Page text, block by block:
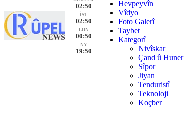
02:50
İST
02:50
LON
00:50
NY
19:50
Hevpeyvîn
Vîdyo
Foto Galerî
Taybet
Kategorî
Nivîskar
Çand û Huner
Sîpor
Jiyan
Tenduristî
Teknoloji
Koçber